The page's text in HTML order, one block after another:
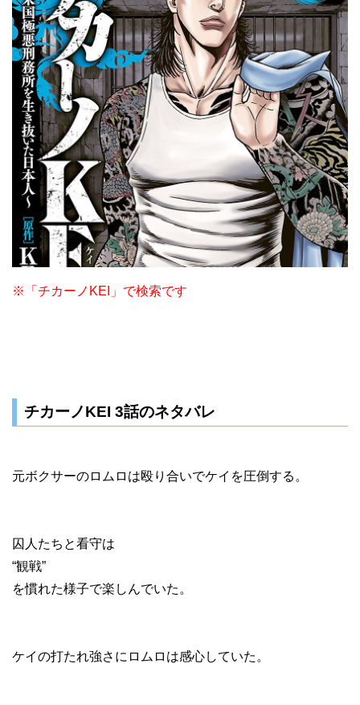
※「チカーノKEI」で検索です
チカーノKEI 3話のネタバレ
元ボクサーのロムロは殴り合いでケイを圧倒する。
囚人たちと看守は
“観戦”
を慣れた様子で楽しんでいた。
ケイの打たれ強さにロムロは感心していた。